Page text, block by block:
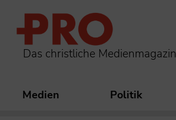
Das christliche Medienmagazin
Medien Politik